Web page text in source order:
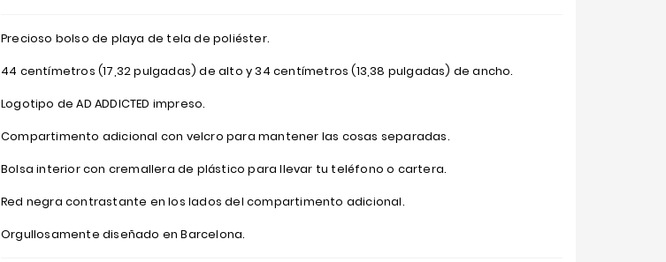
Precioso bolso de playa de tela de poliéster.
44 centímetros (17,32 pulgadas) de alto y 34 centímetros (13,38 pulgadas) de ancho.
Logotipo de AD ADDICTED impreso.
Compartimento adicional con velcro para mantener las cosas separadas.
Bolsa interior con cremallera de plástico para llevar tu teléfono o cartera.
Red negra contrastante en los lados del compartimento adicional.
Orgullosamente diseñado en Barcelona.